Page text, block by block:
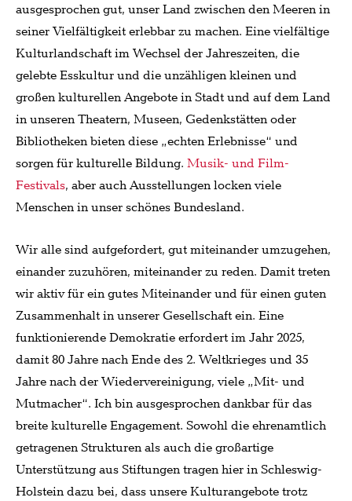
ausgesprochen gut, unser Land zwischen den Meeren in
seiner Vielfältigkeit erlebbar zu machen. Eine vielfältige
Kulturlandschaft im Wechsel der Jahreszeiten, die
gelebte Esskultur und die unzähligen kleinen und
großen kulturellen Angebote in Stadt und auf dem Land
in unseren Theatern, Museen, Gedenkstätten oder
Bibliotheken bieten diese „echten Erlebnisse“ und
sorgen für kulturelle Bildung. Musik- und Film-
Festivals, aber auch Ausstellungen locken viele
Menschen in unser schönes Bundesland.
Wir alle sind aufgefordert, gut miteinander umzugehen,
einander zuzuhören, miteinander zu reden. Damit treten
wir aktiv für ein gutes Miteinander und für einen guten
Zusammenhalt in unserer Gesellschaft ein. Eine
funktionierende Demokratie erfordert im Jahr 2025,
damit 80 Jahre nach Ende des 2. Weltkrieges und 35
Jahre nach der Wiedervereinigung, viele „Mit- und
Mutmacher“. Ich bin ausgesprochen dankbar für das
breite kulturelle Engagement. Sowohl die ehrenamtlich
getragenen Strukturen als auch die großartige
Unterstützung aus Stiftungen tragen hier in Schleswig-
Holstein dazu bei, dass unsere Kulturangebote trotz